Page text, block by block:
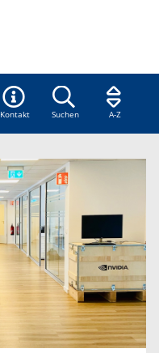
Kontakt Suchen A-Z